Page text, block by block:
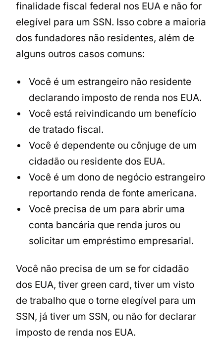
finalidade fiscal federal nos EUA e não for
elegível para um SSN. Isso cobre a maioria
dos fundadores não residentes, além de
alguns outros casos comuns:
Você é um estrangeiro não residente
declarando imposto de renda nos EUA.
Você está reivindicando um benefício
de tratado fiscal.
Você é dependente ou cônjuge de um
cidadão ou residente dos EUA.
Você é um dono de negócio estrangeiro
reportando renda de fonte americana.
Você precisa de um para abrir uma
conta bancária que renda juros ou
solicitar um empréstimo empresarial.
Você não precisa de um se for cidadão
dos EUA, tiver green card, tiver um visto
de trabalho que o torne elegível para um
SSN, já tiver um SSN, ou não for declarar
imposto de renda nos EUA.